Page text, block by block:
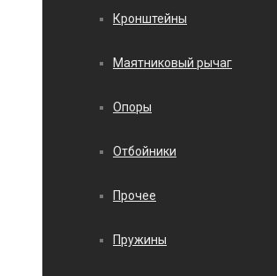
Кронштейны
Маятниковый рычаг
Опоры
Отбойники
Прочее
Пружины